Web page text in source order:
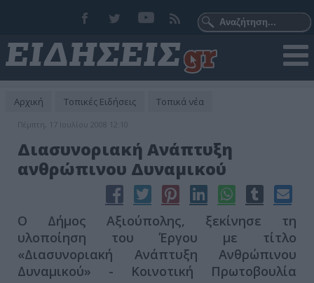
Αρχική Τοπικές Ειδήσεις Τοπικά νέα
Πέμπτη, 17 Ιουλίου 2008 12:10
Διασυνοριακή Ανάπτυξη
ανθρώπινου Δυναμικού
Ο Δήμος Αξιούπολης, ξεκίνησε τη
υλοποίηση του Έργου με τίτλο
«Διασυνοριακή Ανάπτυξη Ανθρώπινου
Δυναμικού» - Κοινοτική Πρωτοβουλία